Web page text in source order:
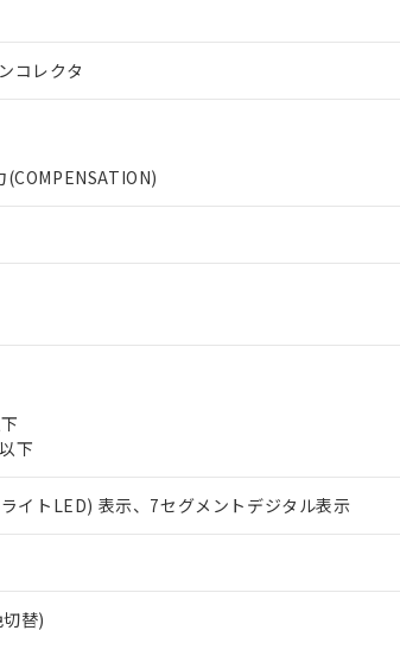
コレクタ
下
イトLED) 表示、7セグメントデジタル表示
替)
うえご利用ください。
には、本サービスの対象外となる商品もあること
実際の在庫および標準価格とは異なる場合がある
はお客様のお取引先、またはお客様担当のオムロ
売拠点は「
当社の事前の承諾なく第三者に漏洩または開示し
成サービス）をご利用いただくには、I-Webメン
社にご登録された部品リストについて、当社およ
情報の共同利用に関して"
の「1.共同利用者の
の非含有に対応した製品に切り替える予定のある
質）の非含有に非対応の商品で、対応品を出す予
質）の非含有の対応状況を調査中または確認中の
、有害物質有無と関係のない商品です。
していたものが、含有品と判明した場合などや
ェニル類(PBB) 1000ppm以下、ポリ臭化ジフェニルエーテル
チル (DIBP) 1000ppm以下
対する適用除外項目は除く。
える意図的な使用がないことを確認しています。
予定月が前後することがあります。
ることができます。
明書
の基準値以下であることを示します。
の基準値を超えていることを示します。
ドミウム) : 100ppm、
ビフェニル類) : 1000ppm、 PBDEs(ポリ臭化ジフェニルエーテ
ル酸ジイソブチル) : 1000ppm、 BBP(フタル酸ブチルベンジル
が基準値以下であることを示します。
害物質が外部に漏えいし、環境に深刻な影響を
お問い合わせください。
、外国為替および外国貿易法に定める商品（以下
する場合は、日本国政府の輸出許可(または役務
サイル、化学兵器、生物兵器またはその他武器並
売する場合は、上記1、2および3の内容を当該第
に係わる関係者が違法に輸出するおそれがある場
する
り
ついては、お客様のお取引先、またはお客様担
確認ください)
況の情報を公開していない機種